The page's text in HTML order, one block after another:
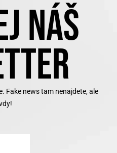
NÁŠ
Fake news tam nenajdete, ale